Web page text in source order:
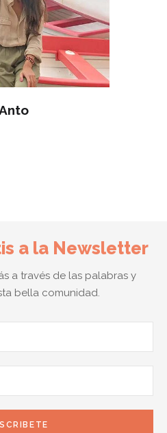
a la Newsletter
a través de las palabras y
bella comunidad.